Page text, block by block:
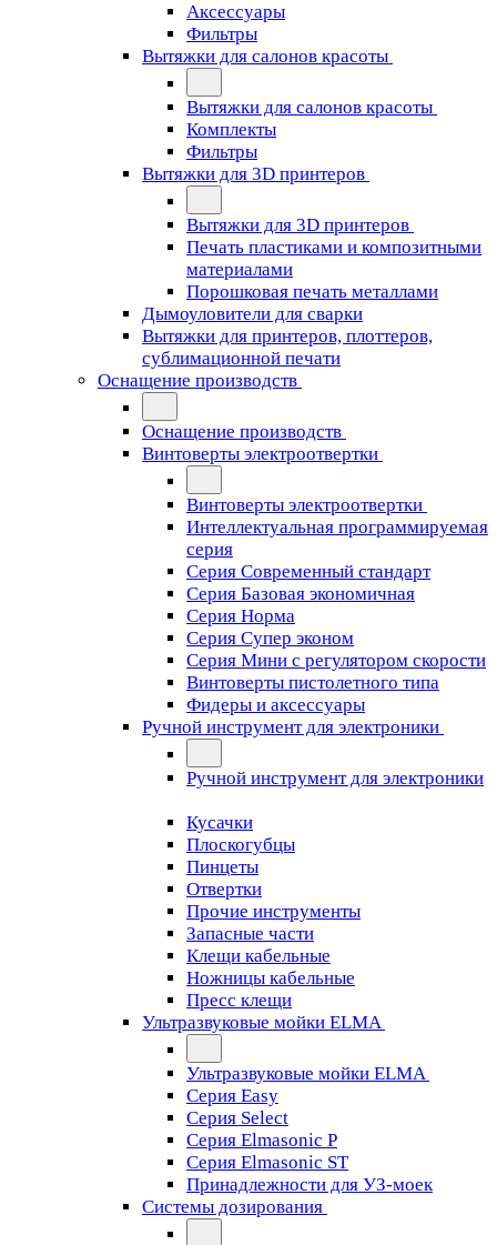
Аксессуары
Фильтры
Вытяжки для салонов красоты
Вытяжки для салонов красоты
Комплекты
Фильтры
Вытяжки для 3D принтеров
Вытяжки для 3D принтеров
Печать пластиками и композитными
материалами
Порошковая печать металлами
Дымоуловители для сварки
Вытяжки для принтеров, плоттеров,
сублимационной печати
Оснащение производств
Оснащение производств
Винтоверты электроотвертки
Винтоверты электроотвертки
Интеллектуальная программируемая
серия
Серия Современный стандарт
Серия Базовая экономичная
Серия Норма
Серия Cупер эконом
Серия Мини с регулятором скорости
Винтоверты пистолетного типа
Фидеры и аксессуары
Ручной инструмент для электроники
Ручной инструмент для электроники
Кусачки
Плоскогубцы
Пинцеты
Отвертки
Прочие инструменты
Запасные части
Клещи кабельные
Ножницы кабельные
Пресс клещи
Ультразвуковые мойки ELMA
Ультразвуковые мойки ELMA
Серия Easy
Серия Select
Серия Elmasonic P
Серия Elmasonic ST
Принадлежности для УЗ-моек
Системы дозирования